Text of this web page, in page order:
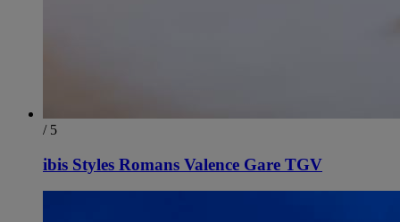
/ 5
ibis Styles Romans Valence Gare TGV